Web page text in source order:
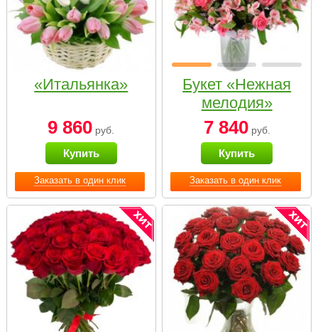
Заказать в один клик
«Итальянка»
9 860 руб.
Купить
Заказать в один клик
Букет «Нежная
мелодия»
7 840руб.
Купить